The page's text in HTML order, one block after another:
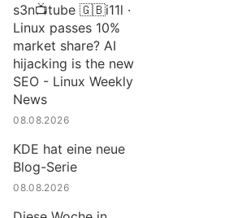
s3n📺tube 🇬🇧i11l ·
Linux passes 10%
market share? AI
hijacking is the new
SEO - Linux Weekly
News
08.08.2026
KDE hat eine neue
Blog-Serie
08.08.2026